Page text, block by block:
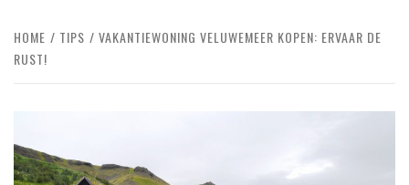
HOME TIPS
VAKANTIEWONING VELUWEMEER KOPEN: ERVAAR DE
RUST!